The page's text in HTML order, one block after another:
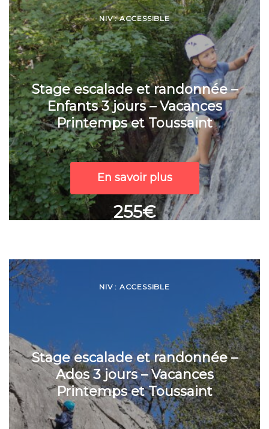
NIV : ACCESSIBLE
Stage escalade et randonnée –
Enfants 3 jours – Vacances
Printemps et Toussaint
En savoir plus
255€
NIV : ACCESSIBLE
Stage escalade et randonnée –
Ados 3 jours – Vacances
Printemps et Toussaint